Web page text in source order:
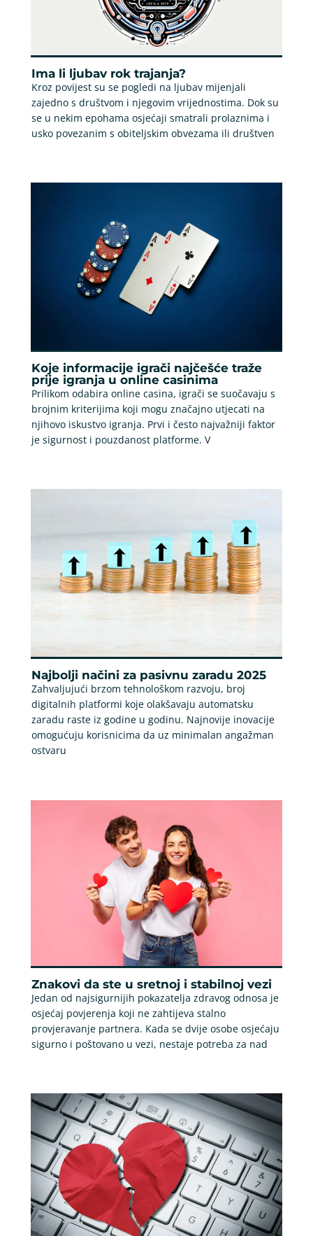
Ima li ljubav rok trajanja?
Kroz povijest su se pogledi na ljubav mijenjali
zajedno s društvom i njegovim vrijednostima. Dok su
se u nekim epohama osjećaji smatrali prolaznima i
usko povezanim s obiteljskim obvezama ili društven
Koje informacije igrači najčešće traže
prije igranja u online casinima
Prilikom odabira online casina, igrači se suočavaju s
brojnim kriterijima koji mogu značajno utjecati na
njihovo iskustvo igranja. Prvi i često najvažniji faktor
je sigurnost i pouzdanost platforme. V
Najbolji načini za pasivnu zaradu 2025
Zahvaljujući brzom tehnološkom razvoju, broj
digitalnih platformi koje olakšavaju automatsku
zaradu raste iz godine u godinu. Najnovije inovacije
omogućuju korisnicima da uz minimalan angažman
ostvaru
Znakovi da ste u sretnoj i stabilnoj vezi
Jedan od najsigurnijih pokazatelja zdravog odnosa je
osjećaj povjerenja koji ne zahtijeva stalno
provjeravanje partnera. Kada se dvije osobe osjećaju
sigurno i poštovano u vezi, nestaje potreba za nad